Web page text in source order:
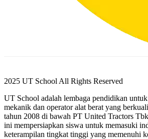
2025 UT School All Rights Reserved
UT School adalah lembaga pendidikan
mekanik dan operator alat berat yang
tahun 2008 di bawah PT United Tractors
ini mempersiapkan siswa untuk memasuki
keterampilan tingkat tinggi yang memenuhi